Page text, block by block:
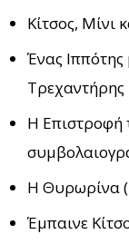
Κίτσος, Μίνι
Ένας
Τρεχαντήρης
Η Επιστροφή
Η Θυρωρίνα
Έμπαινε